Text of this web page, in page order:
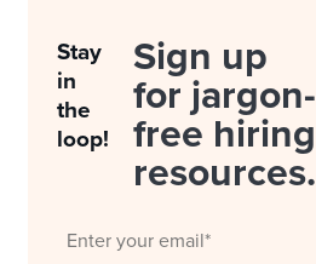
Stay
in
the
loop!
Sign up
for jargon-
free hiring
resources.